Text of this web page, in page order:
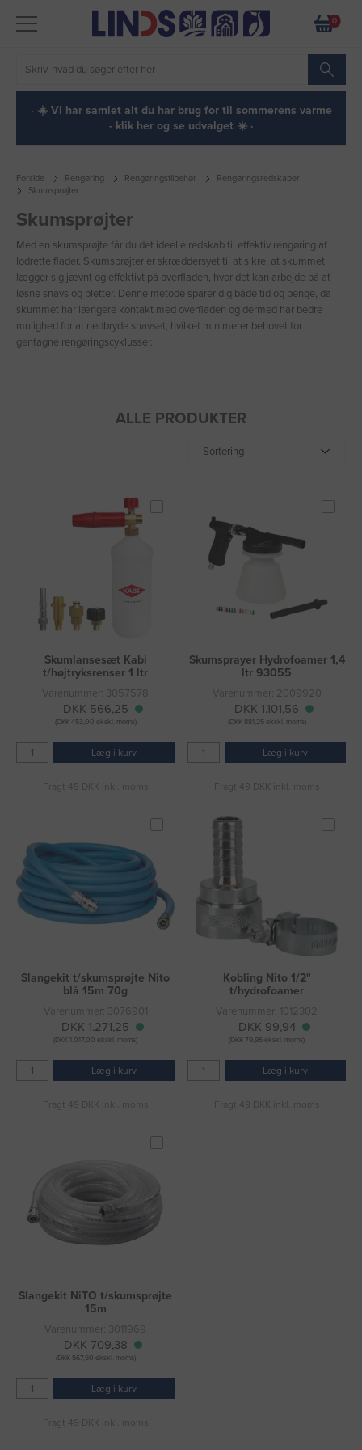
0
· ☀️ Vi har samlet alt du har brug for til sommerens varme
- klik her og se udvalget ☀️ ·
Forside Rengøring Rengøringstilbehør
Rengøringsredskaber
Skumsprøjter
Skumsprøjter
Med en skumsprøjte får du det ideelle redskab til effektiv rengøring af
lodrette flader. Skumsprøjter er skræddersyet til at sikre, at skummet
lægger sig jævnt og effektivt på overfladen, hvor det kan arbejde på at
løsne snavs og pletter. Denne metode sparer dig både tid og penge, da
skummet har længere kontakt med overfladen og dermed har bedre
mulighed for at nedbryde snavset, hvilket minimerer behovet for
gentagne rengøringscyklusser.
ALLE PRODUKTER
Sortering
Skumlansesæt Kabi
t/højtryksrenser 1 ltr
Varenummer: 3057578
DKK 566,25
(DKK 453,00 ekskl. moms)
Læg i kurv
Fragt 49 DKK inkl. moms
Skumsprayer Hydrofoamer 1,4
ltr 93055
Varenummer: 2009920
DKK 1.101,56
(DKK 881,25 ekskl. moms)
Læg i kurv
Fragt 49 DKK inkl. moms
Slangekit t/skumsprøjte Nito
blå 15m 70g
Varenummer: 3076901
DKK 1.271,25
(DKK 1.017,00 ekskl. moms)
Læg i kurv
Fragt 49 DKK inkl. moms
Kobling Nito 1/2"
t/hydrofoamer
Varenummer: 1012302
DKK 99,94
(DKK 79,95 ekskl. moms)
Læg i kurv
Fragt 49 DKK inkl. moms
Slangekit NiTO t/skumsprøjte
15m
Varenummer: 3011969
DKK 709,38
(DKK 567,50 ekskl. moms)
Læg i kurv
Fragt 49 DKK inkl. moms